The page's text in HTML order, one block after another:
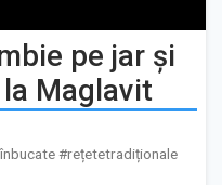
pe jar și
Maglavit
#rețetetradiționale